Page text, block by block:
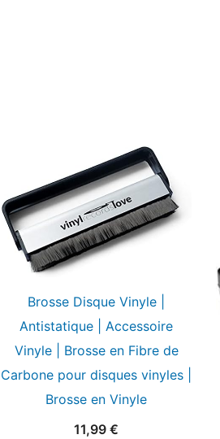
Brosse Disque Vinyle |
Antistatique | Accessoire
Vinyle | Brosse en Fibre de
Carbone pour disques vinyles |
Brosse en Vinyle
11,99 €